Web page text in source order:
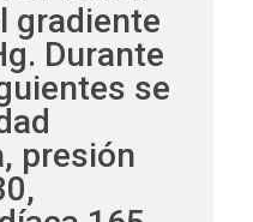
gradiente
Durante
se
presión